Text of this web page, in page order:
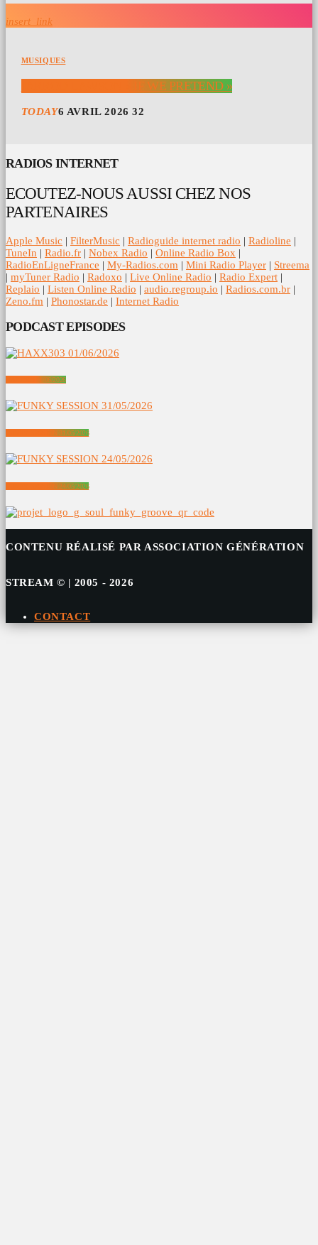
insert_link
MUSIQUES
JARROD LAWSON « IF WE PRETEND »
TODAY6 AVRIL 2026 32
RADIOS INTERNET
ECOUTEZ-NOUS AUSSI CHEZ NOS
PARTENAIRES
Apple Music | FilterMusic | Radioguide internet radio | Radioline |
TuneIn | Radio.fr | Nobex Radio | Online Radio Box |
RadioEnLigneFrance | My-Radios.com | Mini Radio Player | Streema
| myTuner Radio | Radoxo | Live Online Radio | Radio Expert |
Replaio | Listen Online Radio | audio.regroup.io | Radios.com.br |
Zeno.fm | Phonostar.de | Internet Radio
PODCAST EPISODES
HAXX303 01/06/2026
FUNKY SESSION 31/05/2026
FUNKY SESSION 24/05/2026
CONTENU RÉALISÉ PAR ASSOCIATION GÉNÉRATION
STREAM © | 2005 - 2026
CONTACT